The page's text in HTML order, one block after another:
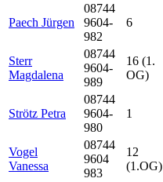
Paech Jürgen
08744
9604-
982
6
Sterr
Magdalena
08744
9604-
989
16 (1.
OG)
Strötz Petra
08744
9604-
980
1
Vogel
Vanessa
08744
9604
983
12
(1.OG)